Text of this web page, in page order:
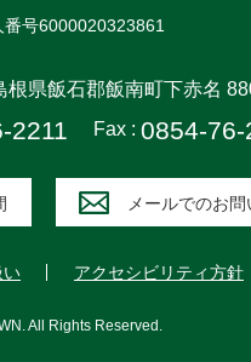
番号6000020323861
根県飯石郡飯南町下赤名
2211 Fax : 0854-76-
メールでのお
い アクセシビリティ方針
. All Rights Reserved.